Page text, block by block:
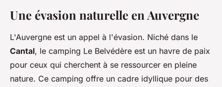
Une évasion naturelle en Auvergne
L'Auvergne est un appel à l'évasion. Niché dans le
Cantal, le camping Le Belvédère est un havre de paix
pour ceux qui cherchent à se ressourcer en pleine
nature. Ce camping offre un cadre idyllique pour des